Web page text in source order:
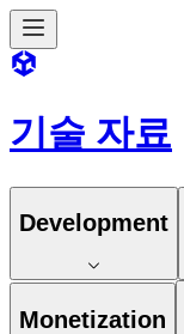
기술 자료
Development
Monetization